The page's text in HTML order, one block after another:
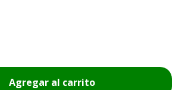
Agregar al carrito